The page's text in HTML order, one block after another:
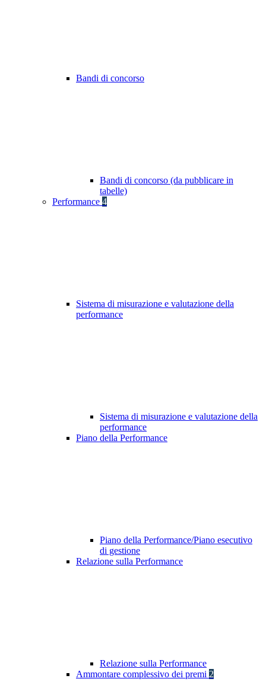
Bandi di concorso
Bandi di concorso (da pubblicare in
tabelle)
Performance 4
Sistema di misurazione e valutazione della
performance
Sistema di misurazione e valutazione della
performance
Piano della Performance
Piano della Performance/Piano esecutivo
di gestione
Relazione sulla Performance
Relazione sulla Performance
Ammontare complessivo dei premi 2